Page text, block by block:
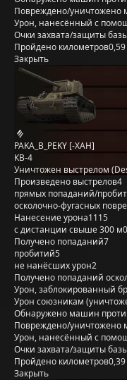
Повреждено/уничтожено
Урон, нанесённый с
Очки захвата/защиты
Пройдено километров0,59
Закрыть
PAKA_B_PEKY [-XAH]
КВ-4
Уничтожен выстрелом
Произведено выстрелов4
прямых попаданий/
осколочно-фугасных
Нанесение урона1115
с дистанции свыше 300 м0
Получено попаданий7
пробитий5
не нанёсших урон2
Получено попаданий
Урон, заблокированный
Урон союзникам
Обнаружено машин
Повреждено/уничтожено
Урон, нанесённый с
Очки захвата/защиты
Пройдено километров0,39
Закрыть